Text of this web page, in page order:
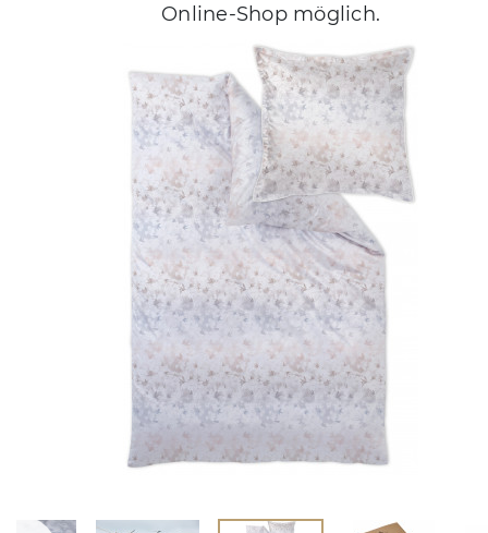
Online-Shop möglich.